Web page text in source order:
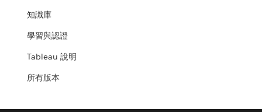
知識庫
學習與認證
Tableau 說明
所有版本